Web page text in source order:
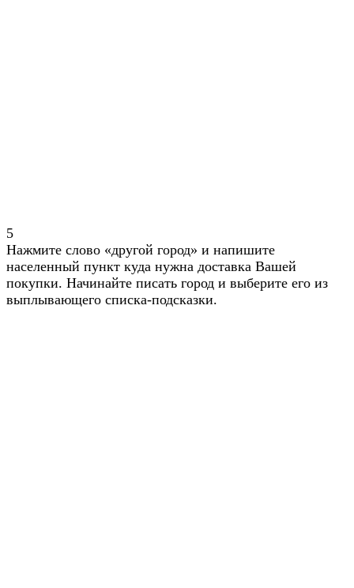
5
Нажмите слово «другой город» и напишите
населенный пункт куда нужна доставка Вашей
покупки. Начинайте писать город и выберите его из
выплывающего списка-подсказки.